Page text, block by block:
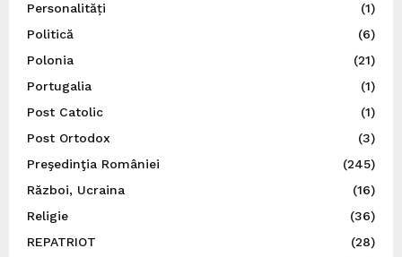
Personalități
(1)
Politică
(6)
Polonia
(21)
Portugalia
(1)
Post Catolic
(1)
Post Ortodox
(3)
Preşedinţia României
(245)
Război, Ucraina
(16)
Religie
(36)
REPATRIOT
(28)